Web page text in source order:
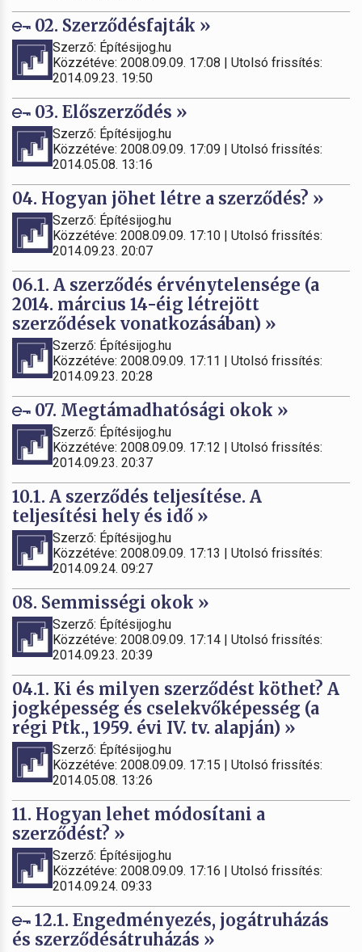
02. Szerződésfajták »
Szerző: Építésijog.hu
Közzétéve: 2008.09.09. 17:08 | Utolsó frissítés:
2014.09.23. 19:50
03. Előszerződés »
Szerző: Építésijog.hu
Közzétéve: 2008.09.09. 17:09 | Utolsó frissítés:
2014.05.08. 13:16
04. Hogyan jöhet létre a szerződés? »
Szerző: Építésijog.hu
Közzétéve: 2008.09.09. 17:10 | Utolsó frissítés:
2014.09.23. 20:07
06.1. A szerződés érvénytelensége (a
2014. március 14-éig létrejött
szerződések vonatkozásában) »
Szerző: Építésijog.hu
Közzétéve: 2008.09.09. 17:11 | Utolsó frissítés:
2014.09.23. 20:28
07. Megtámadhatósági okok »
Szerző: Építésijog.hu
Közzétéve: 2008.09.09. 17:12 | Utolsó frissítés:
2014.09.23. 20:37
10.1. A szerződés teljesítése. A
teljesítési hely és idő »
Szerző: Építésijog.hu
Közzétéve: 2008.09.09. 17:13 | Utolsó frissítés:
2014.09.24. 09:27
08. Semmisségi okok »
Szerző: Építésijog.hu
Közzétéve: 2008.09.09. 17:14 | Utolsó frissítés:
2014.09.23. 20:39
04.1. Ki és milyen szerződést köthet? A
jogképesség és cselekvőképesség (a
régi Ptk., 1959. évi IV. tv. alapján) »
Szerző: Építésijog.hu
Közzétéve: 2008.09.09. 17:15 | Utolsó frissítés:
2014.05.08. 13:26
11. Hogyan lehet módosítani a
szerződést? »
Szerző: Építésijog.hu
Közzétéve: 2008.09.09. 17:16 | Utolsó frissítés:
2014.09.24. 09:33
12.1. Engedményezés, jogátruházás
és szerződésátruházás »